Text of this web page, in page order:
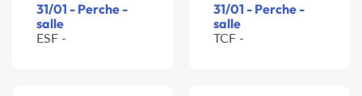
31/01 - Perche -
salle
ESF -
31/01 - Perche -
salle
TCF -